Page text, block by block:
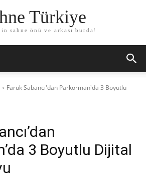
Türkiye
sahne önü ve arkası burda!
Faruk Sabancı'dan Parkorman'da 3 Boyutlu
3 Boyutlu Dijital